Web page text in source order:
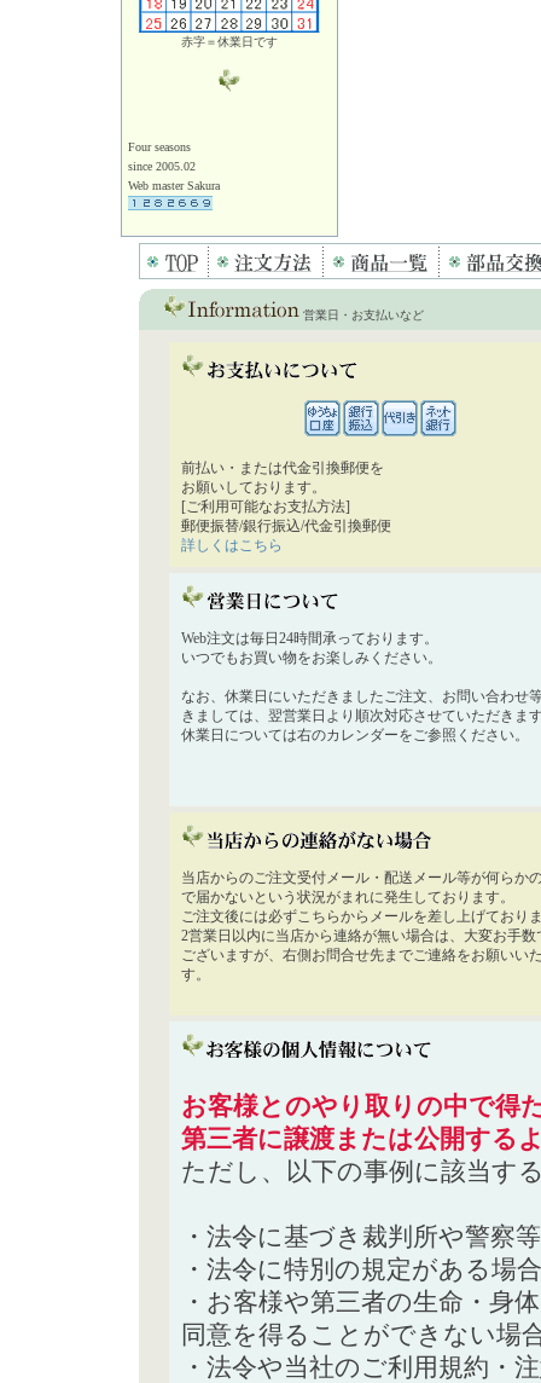
赤字＝休業日です
Four seasons
since 2005.02
Web master Sakura
営業日・お支払いなど
前払い・または代金引換郵便を
お願いしております。
[ご利用可能なお支払方法]
郵便振替/銀行振込/代金引換郵便
詳しくはこちら
Web注文は毎日24時間承っております。
いつでもお買い物をお楽しみください。
なお、休業日にいただきましたご注文、お問い合わせ
きましては、翌営業日より順次対応させていただきま
休業日については右のカレンダーをご参照ください。
当店からのご注文受付メール・配送メール等が何らか
で届かないという状況がまれに発生しております。
ご注文後には必ずこちらからメールを差し上げており
2営業日以内に当店から連絡が無い場合は、大変お手数
ございますが、右側お問合せ先までご連絡をお願いい
す。
お客様とのやり取りの中で得
第三者に譲渡または公開する
ただし、以下の事例に該当す
・法令に基づき裁判所や警察
・法令に特別の規定がある場合
・お客様や第三者の生命・身
同意を得ることができない場
・法令や当社のご利用規約・